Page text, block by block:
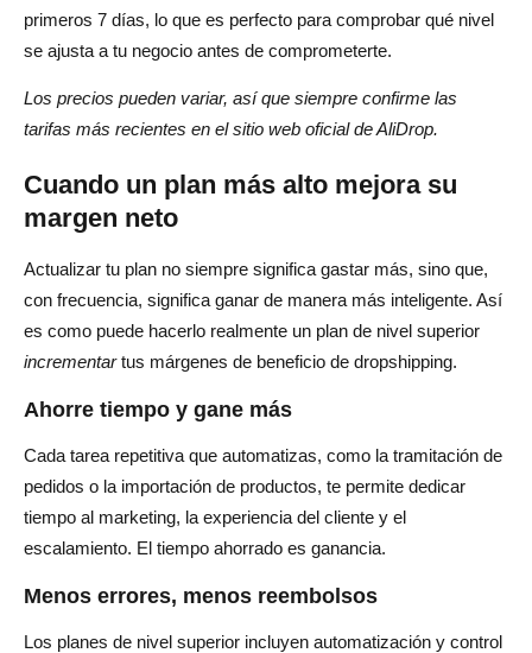
primeros 7 días, lo que es perfecto para comprobar qué nivel
se ajusta a tu negocio antes de comprometerte.
Los precios pueden variar, así que siempre confirme las
tarifas más recientes en el sitio web oficial de AliDrop.
Cuando un plan más alto mejora su
margen neto
Actualizar tu plan no siempre significa gastar más, sino que,
con frecuencia, significa ganar de manera más inteligente. Así
es como puede hacerlo realmente un plan de nivel superior
incrementartus márgenes de beneficio de dropshipping.
Ahorre tiempo y gane más
Cada tarea repetitiva que automatizas, como la tramitación de
pedidos o la importación de productos, te permite dedicar
tiempo al marketing, la experiencia del cliente y el
escalamiento. El tiempo ahorrado es ganancia.
Menos errores, menos reembolsos
Los planes de nivel superior incluyen automatización y control